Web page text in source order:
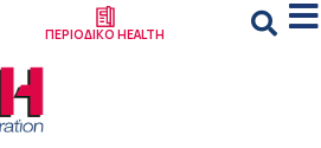
ΠΕΡΙΟΔΙΚΟ HEALTH